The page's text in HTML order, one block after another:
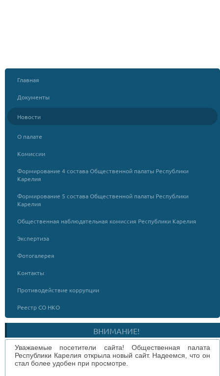
Главная
Документы
Новости
О палате
Комиссии
Формирование 4 состава Общественной палаты Республики
Карелия
Формирование 5 состава Общественной палаты Республики
Карелия
Общественная наблюдательная комиссия Республики Карелия
Экспертиза
Фотогалерея
Контакты
Противодействие коррупции
Реестр СО НКО
ВНИМАНИЕ!
Уважаемые посетители сайта! Общественная палата
Республики Карелия открыла новый сайт. Надеемся, что он
стал более удобен при просмотре.